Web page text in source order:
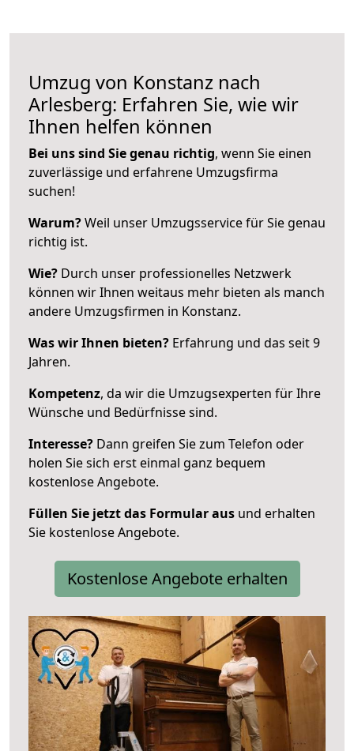
Umzug von Konstanz nach
Arlesberg: Erfahren Sie, wie wir
Ihnen helfen können
Bei uns sind Sie genau richtig, wenn Sie einen
zuverlässige und erfahrene Umzugsfirma
suchen!
Warum?Weil unser Umzugsservice für Sie genau
richtig ist.
Wie? Durch unser professionelles Netzwerk
können wir Ihnen weitaus mehr bieten als manch
andere Umzugsfirmen in Konstanz.
Was wir Ihnen bieten? Erfahrung und das seit 9
Jahren.
Kompetenz, da wir die Umzugsexperten für Ihre
Wünsche und Bedürfnisse sind.
Interesse? Dann greifen Sie zum Telefon oder
holen Sie sich erst einmal ganz bequem
kostenlose Angebote.
Füllen Sie jetzt das Formular aus und erhalten
Sie kostenlose Angebote.
Kostenlose Angebote erhalten